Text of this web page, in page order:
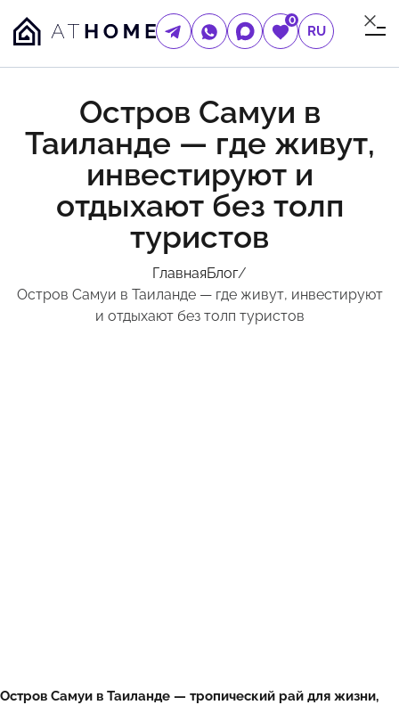
0
RU
Остров Самуи в
Таиланде — где живут,
инвестируют и
отдыхают без толп
туристов
ГлавнаяБлог/
Остров Самуи в Таиланде — где живут, инвестируют
и отдыхают без толп туристов
Остров Самуи в Таиланде — тропический рай для жизни,